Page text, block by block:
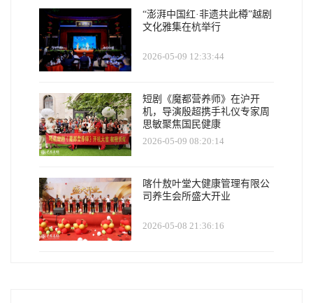
“澎湃中国红·非遗共此樽”越剧
文化雅集在杭举行
2026-05-09 12:33:44
短剧《魔都营养师》在沪开
机，导演殷超携手礼仪专家周
思敏聚焦国民健康
2026-05-09 08:20:14
喀什敖叶堂大健康管理有限公
司养生会所盛大开业
2026-05-08 21:36:16